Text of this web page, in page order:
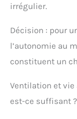
irrégulier.
Décision : pour
l’autonomie au
constituent un
Ventilation et vie
est-ce suffisant ?